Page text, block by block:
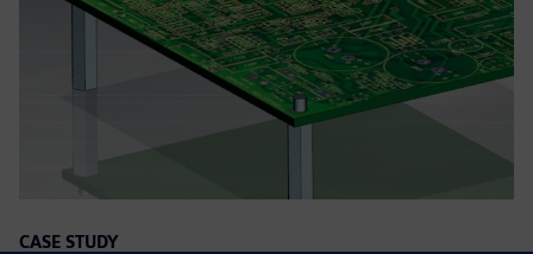
CASE STUDY